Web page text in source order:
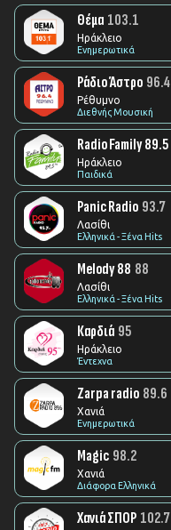
Θέμα 103.1
Ηράκλειο
Ενημερωτικά
Ράδιο Άστρο 96.4
Ρέθυμνο
Διεθνής Μουσική
Radio Family 89.5
Ηράκλειο
Παιδικά
Panic Radio 93.7
Λασίθι
Ελληνικά - Ξένα Hits
Melody 88 88
Λασίθι
Ελληνικά - Ξένα Hits
Καρδιά 95
Ηράκλειο
Έντεχνα
Zarpa radio 89.6
Χανιά
Ενημερωτικά
Magic 98.2
Χανιά
Διάφορα Ελληνικά
Χανιά ΣΠΟΡ 102.7